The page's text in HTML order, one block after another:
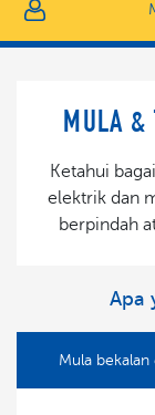
MULA &
Ketahui
elektrik dan
berpindah
Apa
Mula